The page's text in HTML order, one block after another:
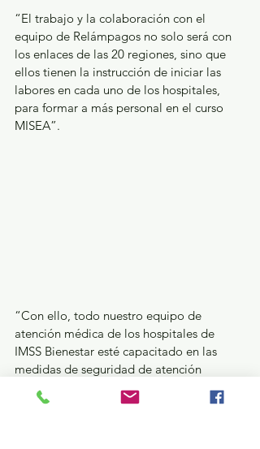
“El trabajo y la colaboración con el
equipo de Relámpagos no solo será con
los enlaces de las 20 regiones, sino que
ellos tienen la instrucción de iniciar las
labores en cada uno de los hospitales,
para formar a más personal en el curso
MISEA”.
“Con ello, todo nuestro equipo de
atención médica de los hospitales de
IMSS Bienestar esté capacitado en las
medidas de seguridad de atención
aeromédica”, reiteró Omar García
Posada, Enlace de Protección Civil y